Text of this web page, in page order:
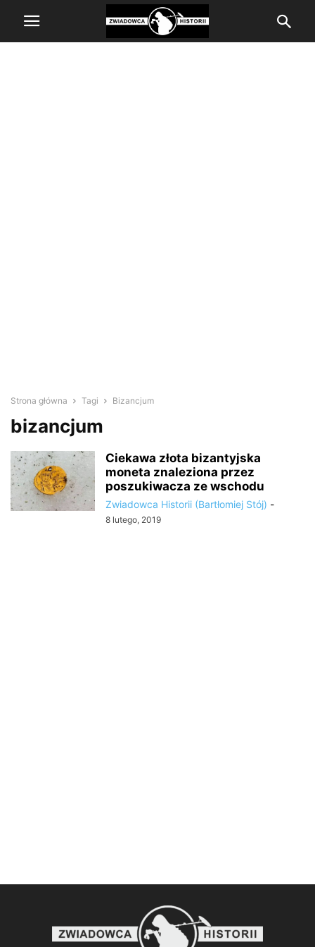
Strona główna Tagi Bizancjum
bizancjum
Ciekawa złota bizantyjska
moneta znaleziona przez
poszukiwacza ze wschodu
Zwiadowca Historii (Bartłomiej Stój) -
8 lutego, 2019